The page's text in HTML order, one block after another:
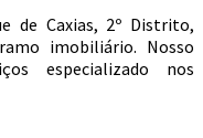
de Caxias, 2º Distrito,
imobiliário. Nosso
especializado nos